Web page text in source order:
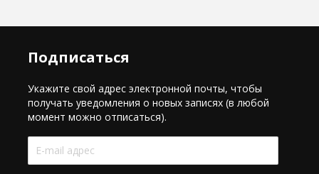
Подписаться
Укажите свой адрес электронной почты, чтобы
получать уведомления о новых записях (в любой
момент можно отписаться).
E-
mail